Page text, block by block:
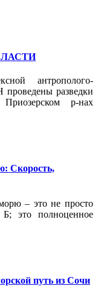
антрополого-
разведки
р-нах
Скорость,
– это не просто
это полноценное
путь из Сочи